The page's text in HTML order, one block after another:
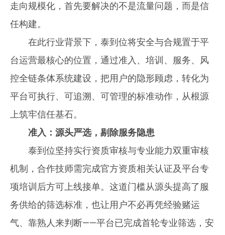
走向规模化，首先要解决的不是流量问题，而是信
任构建。
在此行业背景下，泰到位将安全与合规置于平
台运营最核心的位置，通过准入、培训、服务、风
控全链条体系统建设，把用户的隐形顾虑，转化为
平台可执行、可追溯、可管理的标准动作，从根源
上筑牢信任基石。
准入：源头严选，剔除服务隐患
泰到位坚持实行资质审核与专业能力双重审核
机制，合作技师需完成官方资质相关认证及平台专
项培训后方可上线接单。这道门槛从源头提高了服
务供给的筛选标准，也让用户不必再凭经验赌运
气、靠熟人来判断——平台已完成首轮专业筛选，安